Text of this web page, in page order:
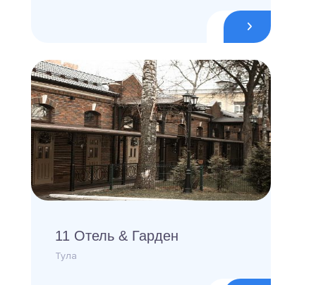
11 Отель & Гарден
Тула